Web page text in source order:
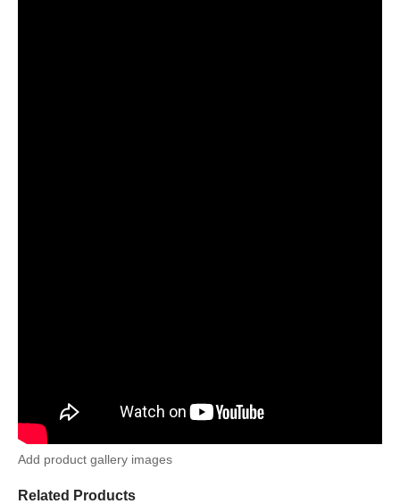
Add product gallery images
Related Products